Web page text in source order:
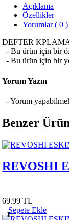
Açıklama
Özellikler
Yorumlar ( 0 )
DEFTER
- Bu ürün için bir
- Bu ürün için bir
Yorum Yazın
- Yorum
Benzer
REVOSHI
69.99 TL
1
Sepete Ekle